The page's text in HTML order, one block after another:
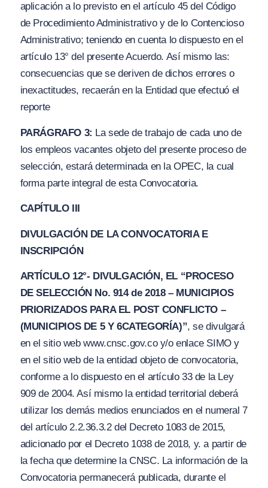
aplicación a lo previsto en el artículo 45 del Código
de Procedimiento Administrativo y de lo Contencioso
Administrativo; teniendo en cuenta lo dispuesto en el
artículo 13° del presente Acuerdo. Así mismo las:
consecuencias que se deriven de dichos errores o
inexactitudes, recaerán en la Entidad que efectuó el
reporte
PARÁGRAFO 3: La sede de trabajo de cada uno de
los empleos vacantes objeto del presente proceso de
selección, estará determinada en la OPEC, la cual
forma parte integral de esta Convocatoria.
CAPÍTULO III
DIVULGACIÓN DE LA CONVOCATORIA E
INSCRIPCIÓN
ARTÍCULO 12°- DIVULGACIÓN, EL “PROCESO
DE SELECCIÓN No. 914 de 2018 – MUNICIPIOS
PRIORIZADOS PARA EL POST CONFLICTO –
(MUNICIPIOS DE 5 Y 6CATEGORÍA)”, se divulgará
en el sitio web www.cnsc.gov.co y/o enlace SIMO y
en el sitio web de la entidad objeto de convocatoria,
conforme a lo dispuesto en el artículo 33 de la Ley
909 de 2004. Así mismo la entidad territorial deberá
utilizar los demás medios enunciados en el numeral 7
del artículo 2.2.36.3.2 del Decreto 1083 de 2015,
adicionado por el Decreto 1038 de 2018, y. a partir de
la fecha que determine la CNSC. La información de la
Convocatoria permanecerá publicada, durante el